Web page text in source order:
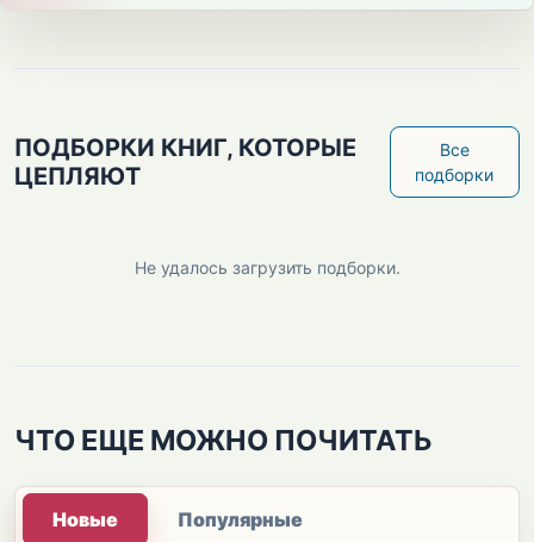
ПОДБОРКИ КНИГ, КОТОРЫЕ
ЦЕПЛЯЮТ
Все
подборки
Не удалось загрузить подборки.
ЧТО ЕЩЕ МОЖНО ПОЧИТАТЬ
Новые Популярные